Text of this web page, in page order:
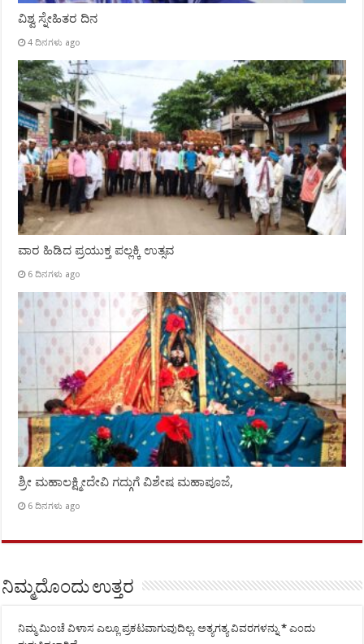
ವಿಶ್ವ ಸ್ನೇಹಿತರ ದಿನ
4 ದಿನಗಳು ago
ವಾರ ಹಿಡಿದ ಪ್ರಯುಕ್ತ ಪಲ್ಲಕ್ಕಿ ಉತ್ಸವ
6 ದಿನಗಳು ago
ಶ್ರೀ ಮಹಾಲಕ್ಷ್ಮೀದೇವಿ ಗದ್ಗುಗೆ ವಿಶೇಷ ಮಹಾಪೂಜೆ,
6 ದಿನಗಳು ago
ನಿಮ್ಮದೊಂದು ಉತ್ತರ
ನಿಮ್ಮ ಮಿಂಚೆ ವಿಳಾಸ ಎಲ್ಲೂ ಪ್ರಕಟವಾಗುವುದಿಲ್ಲ. ಅತ್ಯಗತ್ಯ ವಿವರಗಳನ್ನು* ಎಂದು